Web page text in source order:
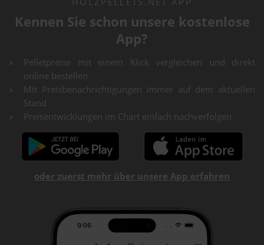
Kennen Sie schon unsere kostenlose
App?
Pelletpreise mit einem Klick vergleichen und direkt
online bestellen
Mit Preisbenachrichtigungen immer auf dem aktuellen
Stand
Preisentwicklungen im Chart einfach nachverfolgen
oder zuerst mehr über unsere App erfahren